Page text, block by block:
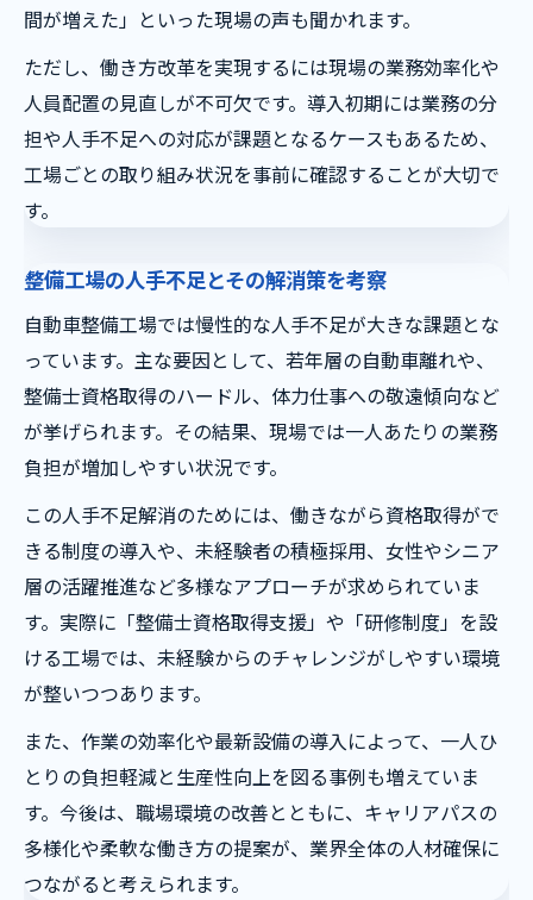
間が増えた」といった現場の声も聞かれます。
ただし、働き方改革を実現するには現場の業務効率化や
人員配置の見直しが不可欠です。導入初期には業務の分
担や人手不足への対応が課題となるケースもあるため、
工場ごとの取り組み状況を事前に確認することが大切で
す。
整備工場の人手不足とその解消策を考察
自動車整備工場では慢性的な人手不足が大きな課題とな
っています。主な要因として、若年層の自動車離れや、
整備士資格取得のハードル、体力仕事への敬遠傾向など
が挙げられます。その結果、現場では一人あたりの業務
負担が増加しやすい状況です。
この人手不足解消のためには、働きながら資格取得がで
きる制度の導入や、未経験者の積極採用、女性やシニア
層の活躍推進など多様なアプローチが求められていま
す。実際に「整備士資格取得支援」や「研修制度」を設
ける工場では、未経験からのチャレンジがしやすい環境
が整いつつあります。
また、作業の効率化や最新設備の導入によって、一人ひ
とりの負担軽減と生産性向上を図る事例も増えていま
す。今後は、職場環境の改善とともに、キャリアパスの
多様化や柔軟な働き方の提案が、業界全体の人材確保に
つながると考えられます。